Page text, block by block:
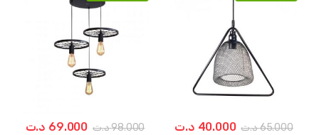
69.000 د.ت 98.000د.ت
40.000 د.ت 65.000د.ت